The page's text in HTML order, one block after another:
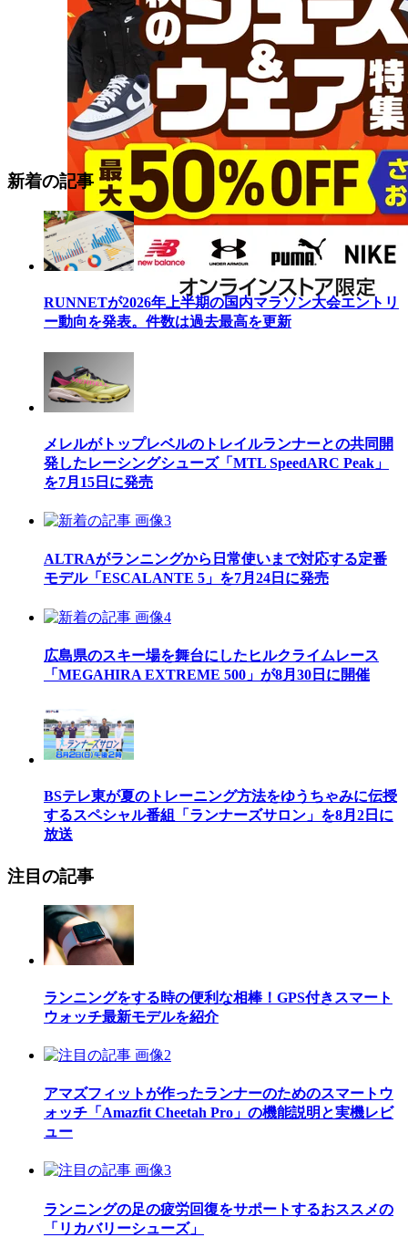
新着の記事
RUNNETが2026年上半期の国内マラソン大会エントリ
ー動向を発表。件数は過去最高を更新
メレルがトップレベルのトレイルランナーとの共同開
発したレーシングシューズ「MTL SpeedARC Peak」
を7月15日に発売
ALTRAがランニングから日常使いまで対応する定番
モデル「ESCALANTE 5」を7月24日に発売
広島県のスキー場を舞台にしたヒルクライムレース
「MEGAHIRA EXTREME 500」が8月30日に開催
BSテレ東が夏のトレーニング方法をゆうちゃみに伝授
するスペシャル番組「ランナーズサロン」を8月2日に
放送
注目の記事
ランニングをする時の便利な相棒！GPS付きスマート
ウォッチ最新モデルを紹介
アマズフィットが作ったランナーのためのスマートウ
ォッチ「Amazfit Cheetah Pro」の機能説明と実機レビ
ュー
ランニングの足の疲労回復をサポートするおススメの
「リカバリーシューズ」